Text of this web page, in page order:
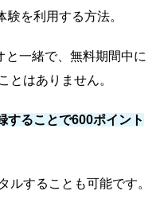
験を利用する方法。
と一緒で、無料期間中に
とはありません。
することで600ポイント
ルすることも可能です。